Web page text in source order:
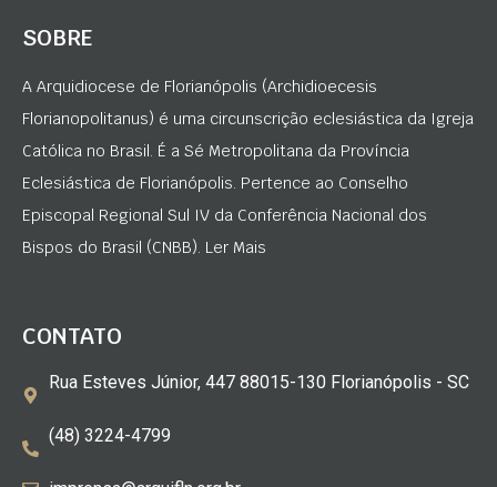
SOBRE
A Arquidiocese de Florianópolis (Archidioecesis
Florianopolitanus) é uma circunscrição eclesiástica da Igreja
Católica no Brasil. É a Sé Metropolitana da Província
Eclesiástica de Florianópolis. Pertence ao Conselho
Episcopal Regional Sul IV da Conferência Nacional dos
Bispos do Brasil (CNBB). Ler Mais
CONTATO
Rua Esteves Júnior, 447 88015-130 Florianópolis - SC
(48) 3224-4799